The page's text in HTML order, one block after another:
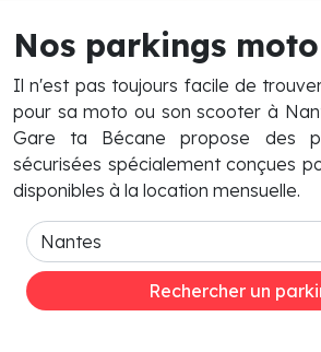
Nos parkings
Il n'est pas toujours facile de
pour sa moto ou son scooter à
Gare ta Bécane propose des
sécurisées spécialement conçues
disponibles à la location mensuelle.
Rechercher un